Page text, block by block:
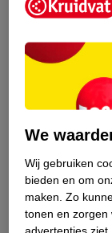
We
Wij gebruiken
bieden en om
maken. Zo
tonen en zorgen
advertenties ziet.